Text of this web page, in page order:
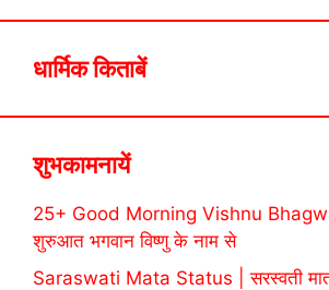
धार्मिक किताबें
शुभकामनायें
25+ Good Morning Vishnu
शुरुआत भगवान विष्णु के नाम से
Saraswati Mata Status | सरस्वती